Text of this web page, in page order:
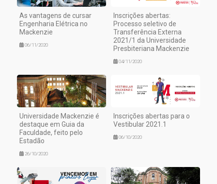
As vantagens de cursar
Engenharia Elétrica no
Mackenzie
06/11/2020
Inscrições abertas:
Processo seletivo de
Transferência Externa
2021/1 da Universidade
Presbiteriana Mackenzie
04/11/2020
Universidade Mackenzie é
destaque em Guia da
Faculdade, feito pelo
Estadão
26/10/2020
Inscrições abertas para o
Vestibular 2021.1
06/10/2020